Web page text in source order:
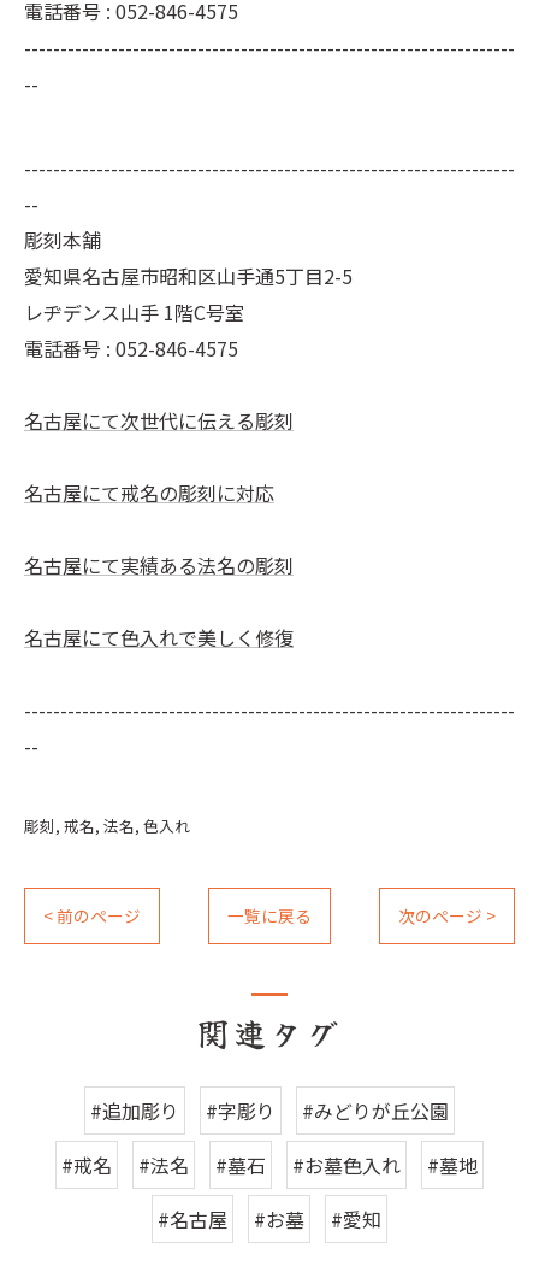
電話番号 : 052-846-4575
--------------------------------------------------------------------
--
--------------------------------------------------------------------
--
彫刻本舗
愛知県名古屋市昭和区山手通5丁目2-5
レヂデンス山手 1階C号室
電話番号 : 052-846-4575
名古屋にて次世代に伝える彫刻
名古屋にて戒名の彫刻に対応
名古屋にて実績ある法名の彫刻
名古屋にて色入れで美しく修復
--------------------------------------------------------------------
--
彫刻 戒名 法名 色入れ
< 前のページ 一覧に戻る 次のページ >
関連タグ
#追加彫り #字彫り
#みどりが丘公園
#戒名
#法名 #墓石 #お墓色入れ
#墓地
#名古屋
#お墓 #愛知